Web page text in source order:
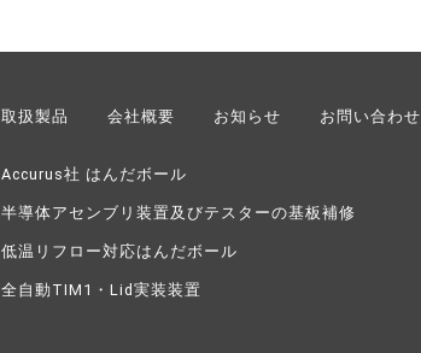
取扱製品 会社概要 お知らせ お問い合わせ
Accurus社 はんだボール
半導体アセンブリ装置及びテスターの基板補修
低温リフロー対応はんだボール
全自動TIM1・Lid実装装置